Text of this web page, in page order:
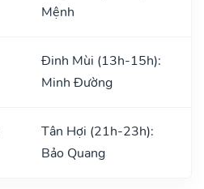
Mệnh
Đinh Mùi (13h-15h):
Minh Đường
Tân Hợi (21h-23h):
Bảo Quang